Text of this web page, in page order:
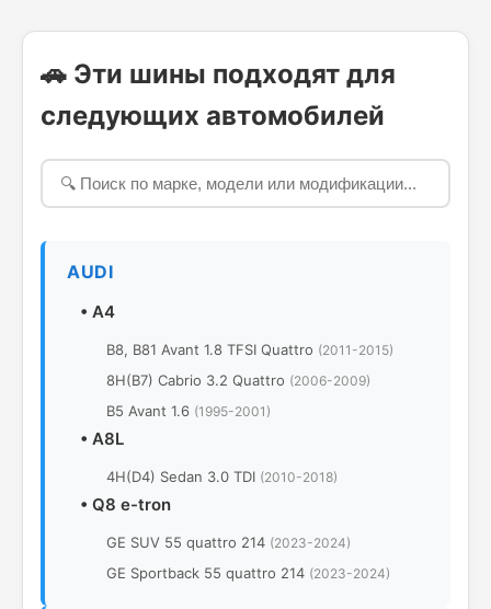
🚗 Эти шины подходят для
следующих автомобилей
AUDI
• A4
B8, B81 Avant 1.8 TFSI Quattro (2011-2015)
8H(B7) Cabrio 3.2 Quattro (2006-2009)
B5 Avant 1.6 (1995-2001)
• A8L
4H(D4) Sedan 3.0 TDI (2010-2018)
• Q8 e-tron
GE SUV 55 quattro 214 (2023-2024)
GE Sportback 55 quattro 214 (2023-2024)